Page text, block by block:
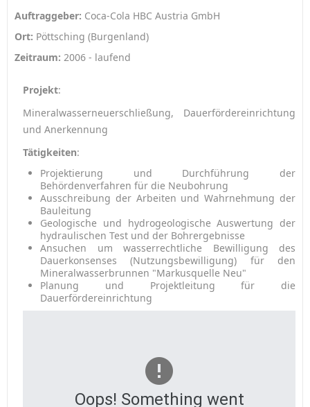
Auftraggeber: Coca-Cola HBC Austria GmbH
Ort: Pöttsching (Burgenland)
Zeitraum: 2006 - laufend
Projekt:
Mineralwasserneuerschließung, Dauerfördereinrichtung
und Anerkennung
Tätigkeiten:
Projektierung und Durchführung der
Behördenverfahren für die Neubohrung
Ausschreibung der Arbeiten und Wahrnehmung der
Bauleitung
Geologische und hydrogeologische Auswertung der
hydraulischen Test und der Bohrergebnisse
Ansuchen um wasserrechtliche Bewilligung des
Dauerkonsenses (Nutzungsbewilligung) für den
Mineralwasserbrunnen "Markusquelle Neu"
Planung und Projektleitung für die
Dauerfördereinrichtung
Oops! Something went